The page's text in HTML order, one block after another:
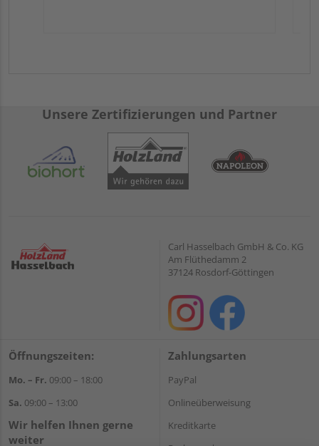
Unsere Zertifizierungen und Partner
Carl Hasselbach GmbH & Co. KG
Am Flüthedamm 2
37124 Rosdorf-Göttingen
Öffnungszeiten:
Mo. – Fr. 09:00 – 18:00
Sa. 09:00 – 13:00
Wir helfen Ihnen gerne
weiter
Zahlungsarten
PayPal
Onlineüberweisung
Kreditkarte